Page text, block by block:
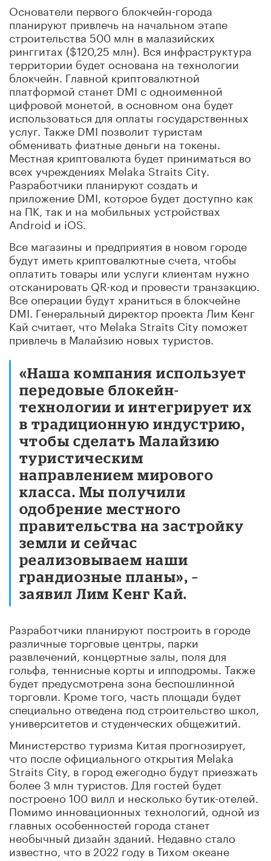
Основатели первого блокчейн-города
планируют привлечь на начальном этапе
строительства 500 млн в малазийских
ринггитах ($120,25 млн). Вся инфраструктура
территории будет основана на технологии
блокчейн. Главной криптовалютной
платформой станет DMI с одноименной
цифровой монетой, в основном она будет
использоваться для оплаты государственных
услуг. Также DMI позволит туристам
обменивать фиатные деньги на токены.
Местная криптовалюта будет приниматься во
всех учреждениях Melaka Straits City.
Разработчики планируют создать и
приложение DMI, которое будет доступно как
на ПК, так и на мобильных устройствах
Android и iOS.
Все магазины и предприятия в новом городе
будут иметь криптовалютные счета, чтобы
оплатить товары или услуги клиентам нужно
отсканировать QR-код и провести транзакцию.
Все операции будут храниться в блокчейне
DMI. Генеральный директор проекта Лим Кенг
Кай считает, что Melaka Straits City поможет
привлечь в Малайзию новых туристов.
«Наша компания использует
передовые блокейн-
технологии и интегрирует их
в традиционную индустрию,
чтобы сделать Малайзию
туристическим
направлением мирового
класса. Мы получили
одобрение местного
правительства на застройку
земли и сейчас
реализовываем наши
грандиозные планы», –
заявил Лим Кенг Кай.
Разработчики планируют построить в городе
различные торговые центры, парки
развлечений, концертные залы, поля для
гольфа, теннисные корты и ипподромы. Также
будет предусмотрена зона беспошлинной
торговли. Кроме того, часть площади будет
специально отведена под строительство школ,
университетов и студенческих общежитий.
Министерство туризма Китая прогнозирует,
что после официального открытия Melaka
Straits City, в город ежегодно будут приезжать
более 3 млн туристов. Для гостей будет
построено 100 вилл и несколько бутик-отелей.
Помимо инновационных технологий, одной из
главных особенностей города станет
необычный дизайн зданий. Недавно стало
известно, что в 2022 году в Тихом океане